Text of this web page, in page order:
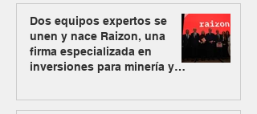
Dos equipos expertos se
unen y nace Raizon, una
firma especializada en
inversiones para minería y